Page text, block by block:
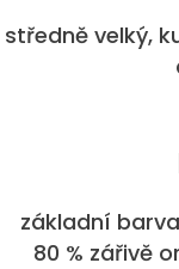
středně velký,
základní
80 % zářivě